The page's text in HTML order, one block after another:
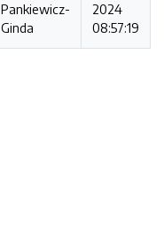
Pankiewicz-
Ginda
2024
08:57:19